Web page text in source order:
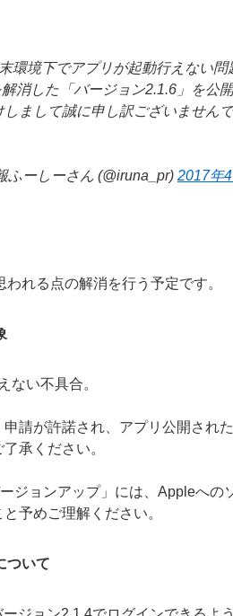
環境下でアプリが起動行えない問
消した「バージョン2.1.6」を公
まして誠に申し訳ございませんで
ーしーさん (@iruna_pr) 2017年
れる点の解消を行う予定です。
ない不具合。
請が許諾され、アプリ公開され
承ください。
ジョンアップ」には、Appleへの
予めご理解ください。
ついて